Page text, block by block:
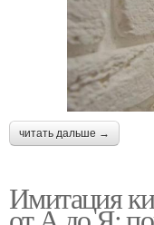
читать дальше →
Имитация